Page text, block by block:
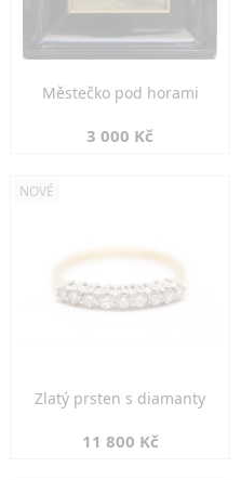
Městečko pod horami
3 000 Kč
NOVÉ
Zlatý prsten s diamanty
11 800 Kč